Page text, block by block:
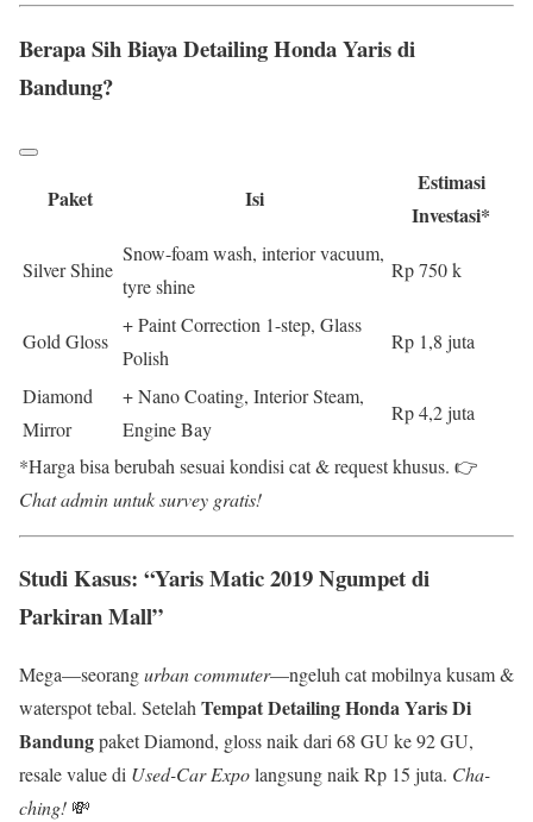
Berapa Sih Biaya Detailing Honda Yaris di
Bandung?
Paket Isi
Estimasi
Investasi*
Silver Shine
Snow-foam wash, interior vacuum,
tyre shine
Rp 750 k
Gold Gloss
+ Paint Correction 1-step, Glass
Polish
Rp 1,8 juta
Diamond
Mirror
+ Nano Coating, Interior Steam,
Engine Bay
Rp 4,2 juta
*Harga bisa berubah sesuai kondisi cat & request khusus. 👉
Chat admin untuk survey gratis!
Studi Kasus: “Yaris Matic 2019 Ngumpet di
Parkiran Mall”
Mega—seorangurban commuter—ngeluh cat mobilnya kusam &
waterspot tebal. Setelah Tempat Detailing Honda Yaris Di
Bandungpaket Diamond, gloss naik dari 68 GU ke 92 GU,
resale value di Used-Car Expolangsung naik Rp 15 juta. Cha-
ching! 💸